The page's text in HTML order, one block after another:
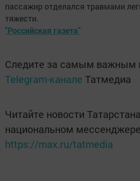
пассажир отделался травмами
тяжести.
"Российская газета"
Следите за самым важным
Telegram-канале Татмедиа
Читайте новости
национальном
https://max.ru/tatmedia